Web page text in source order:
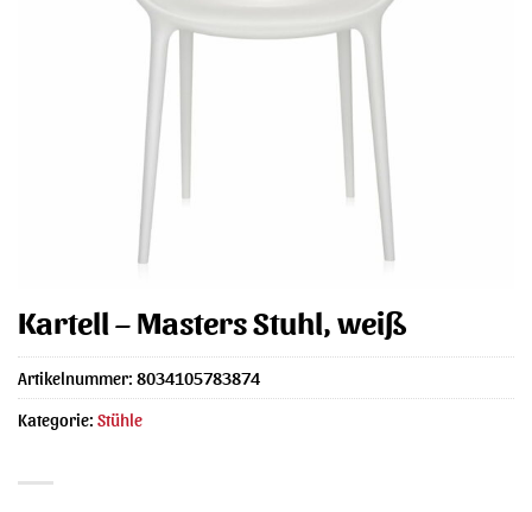
Kartell – Masters Stuhl, weiß
Artikelnummer: 8034105783874
Kategorie: Stühle